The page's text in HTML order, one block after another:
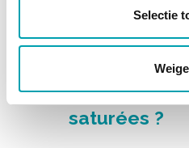
Selectie
elles riches
pauvres en
saturées ?